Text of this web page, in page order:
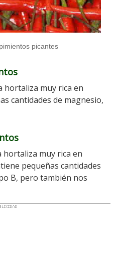
picantes
hortaliza muy rica en
cantidades de magnesio,
hortaliza muy rica en
pequeñas cantidades
B, pero también nos